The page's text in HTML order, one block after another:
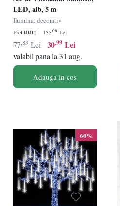
LED, alb, 5 m
Iluminat decorativ
Pret RRP: 155,06 Lei
30,99 Lei
77,83 Lei
valabil pana la 31 aug.
Adauga in cos
60%